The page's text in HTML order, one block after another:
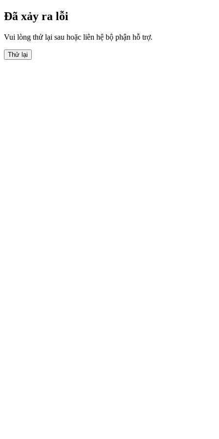
Đã xảy ra lỗi
Vui lòng thử lại sau hoặc liên hệ bộ phận hỗ trợ.
Thử lại